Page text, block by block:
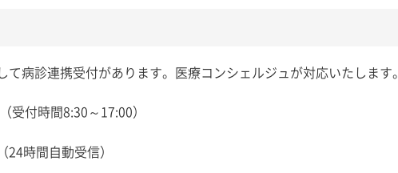
病診連携受付があります。医療コンシェルジュが対応いたします。
時間8:30～17:00）
間自動受信）